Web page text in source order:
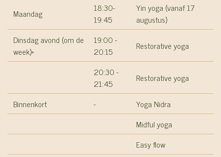
Maandag
18:30-
19:45
Yin yoga (vanaf 17
augustus)
Dinsdag avond (om de
week)*
19:00 -
20:15
Restorative yoga
20:30 -
21:45
Restorative yoga
Binnenkort -
Yoga Nidra
Midful yoga
Easy flow